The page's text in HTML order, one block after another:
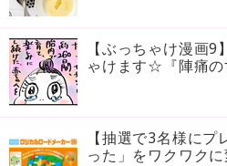
【ぶっちゃけ漫画
ゃけます☆『陣痛の
【抽選で3名様に
った」をワクワク